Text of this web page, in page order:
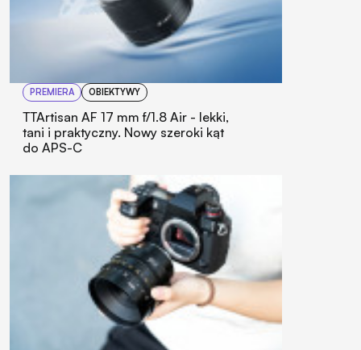
PREMIERA OBIEKTYWY
TTArtisan AF 17 mm f/1.8 Air - lekki,
tani i praktyczny. Nowy szeroki kąt
do APS-C